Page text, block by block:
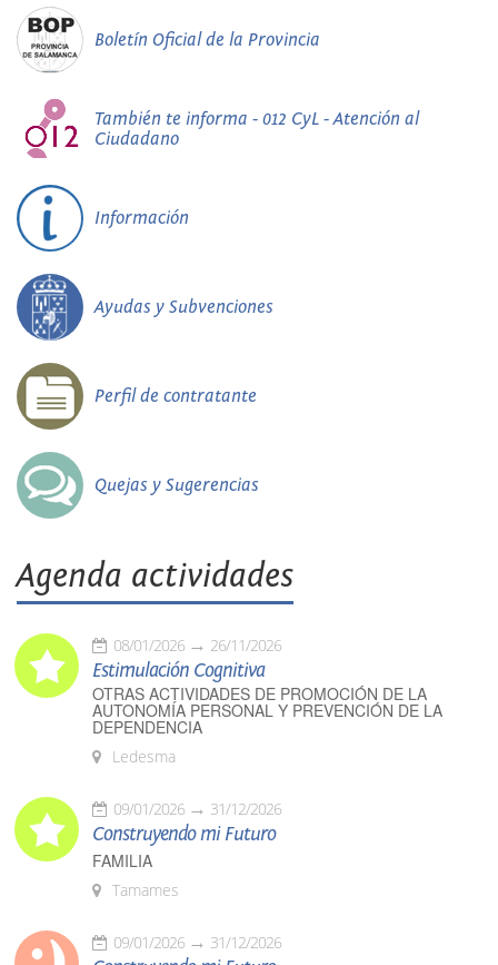
Boletín Oficial de la Provincia
También te informa - 012 CyL - Atención al
Ciudadano
Información
Ayudas y Subvenciones
Perfil de contratante
Quejas y Sugerencias
Agenda actividades
08/01/2026 26/11/2026
Estimulación Cognitiva
OTRAS ACTIVIDADES DE PROMOCIÓN DE LA
AUTONOMÍA PERSONAL Y PREVENCIÓN DE LA
DEPENDENCIA
Ledesma
09/01/2026 31/12/2026
Construyendo mi Futuro
FAMILIA
Tamames
09/01/2026 31/12/2026